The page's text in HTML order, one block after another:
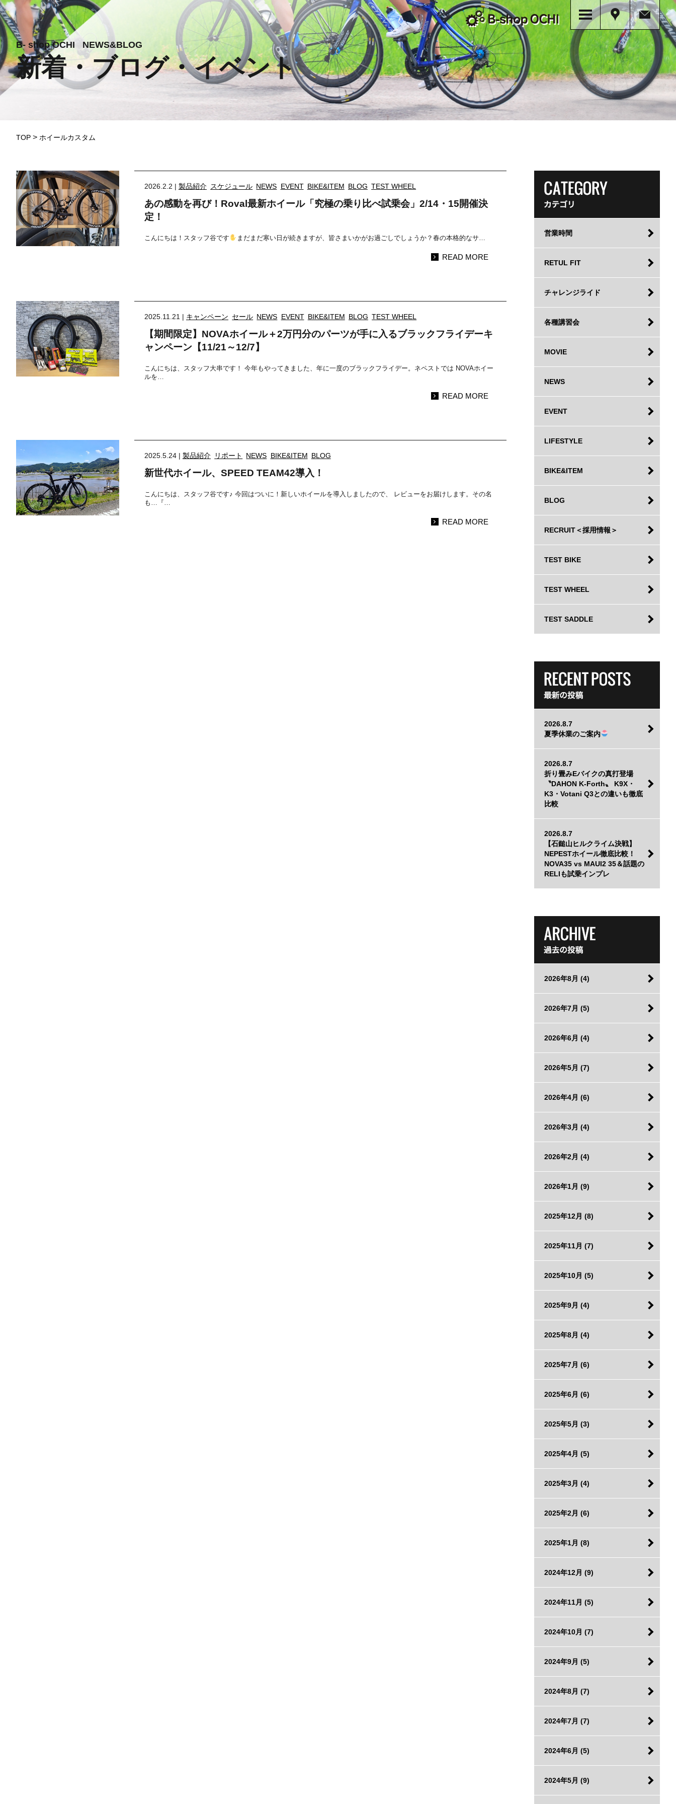
B- shopOCHI NEWS&BLOG
新着・ブログ・イベント
TOP > ホイールカスタム
2026.2.2 | 製品紹介 スケジュール NEWS EVENT BIKE&ITEM BLOG TEST WHEEL
あの感動を再び！Roval最新ホイール「究極の乗り比べ試乗会」2/14・15開催決
定！
こんにちは！スタッフ谷です まだまだ寒い日が続きますが、皆さまいかがお過ごしでしょうか？春の本格的なサ…
READ MORE
2025.11.21 | キャンペーン セール NEWS EVENT BIKE&ITEM BLOG TEST WHEEL
【期間限定】NOVAホイール＋2万円分のパーツが手に入るブラックフライデーキ
ャンペーン【11/21～12/7】
こんにちは、スタッフ大串です！ 今年もやってきました、年に一度のブラックフライデー。ネペストでは NOVAホイー
ルを…
READ MORE
2025.5.24 | 製品紹介 リポート NEWS BIKE&ITEM BLOG
新世代ホイール、SPEED TEAM42導入！
こんにちは、スタッフ谷です♪ 今回はついに！新しいホイールを導入しましたので、 レビューをお届けします。その名
も…『…
READ MORE
営業時間
RETUL FIT
チャレンジライド
各種講習会
MOVIE
NEWS
EVENT
LIFESTYLE
BIKE&ITEM
BLOG
RECRUIT＜採用情報＞
TEST BIKE
TEST WHEEL
TEST SADDLE
2026.8.7
夏季休業のご案内
2026.8.7
折り畳みEバイクの真打登場
〝DAHON K-Forth〟 K9X・
K3・Votani Q3との違いも徹底
比較
2026.8.7
​【石鎚山ヒルクライム決戦】
NEPESTホイール徹底比較！
NOVA35 vs MAUI2 35＆話題の
RELIも試乗インプレ
2026年8月 (4)
2026年7月 (5)
2026年6月 (4)
2026年5月 (7)
2026年4月 (6)
2026年3月 (4)
2026年2月 (4)
2026年1月 (9)
2025年12月 (8)
2025年11月 (7)
2025年10月 (5)
2025年9月 (4)
2025年8月 (4)
2025年7月 (6)
2025年6月 (6)
2025年5月 (3)
2025年4月 (5)
2025年3月 (4)
2025年2月 (6)
2025年1月 (8)
2024年12月 (9)
2024年11月 (5)
2024年10月 (7)
2024年9月 (5)
2024年8月 (7)
2024年7月 (7)
2024年6月 (5)
2024年5月 (9)